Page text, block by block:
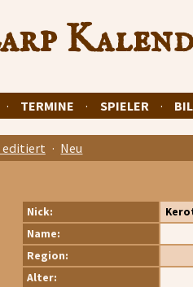
· TERMINE · SPIELER ·
editiert · Neu
Nick:
Name:
Region:
Alter: